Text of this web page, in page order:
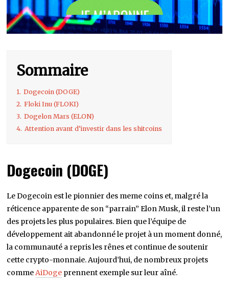
Sommaire
1. Dogecoin (DOGE)
2. Floki Inu (FLOKI)
3. Dogelon Mars (ELON)
4. Attention avant d’investir dans les shitcoins
Dogecoin (DOGE)
Le Dogecoin est le pionnier des meme coins et, malgré la
réticence apparente de son “parrain” Elon Musk, il reste l’un
des projets les plus populaires. Bien que l’équipe de
développement ait abandonné le projet à un moment donné,
la communauté a repris les rênes et continue de soutenir
cette crypto-monnaie. Aujourd’hui, de nombreux projets
commeAiDoge prennent exemple sur leur aîné.